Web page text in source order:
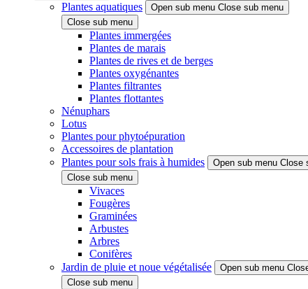
Plantes aquatiques Open sub menu Close sub menu
Close sub menu
Plantes immergées
Plantes de marais
Plantes de rives et de berges
Plantes oxygénantes
Plantes filtrantes
Plantes flottantes
Nénuphars
Lotus
Plantes pour phytoépuration
Accessoires de plantation
Plantes pour sols frais à humides
Open sub menu Close
Close sub menu
Vivaces
Fougères
Graminées
Arbustes
Arbres
Conifères
Jardin de pluie et noue végétalisée
Open sub menu
Close sub menu